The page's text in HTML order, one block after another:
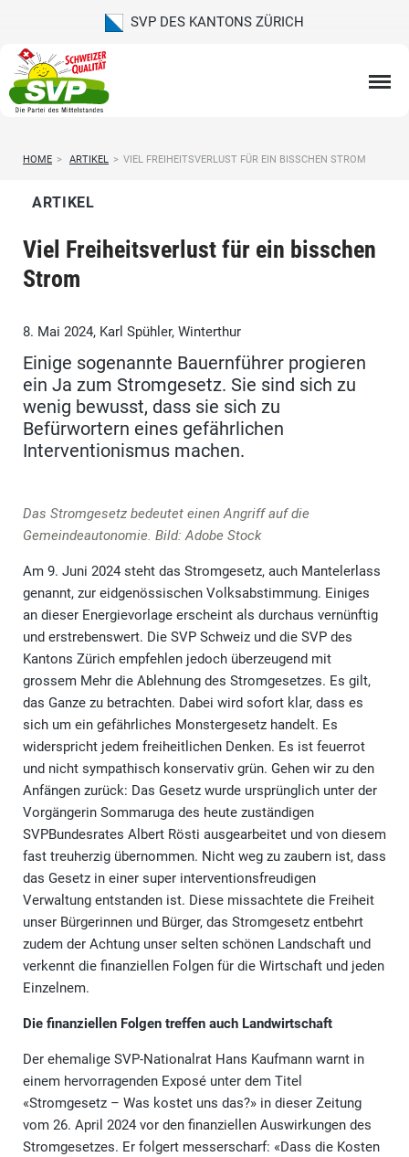
SVP DES KANTONS ZÜRICH
HOME > ARTIKEL > VIEL FREIHEITSVERLUST FÜR EIN BISSCHEN STROM
ARTIKEL
Viel Freiheitsverlust für ein bisschen
Strom
8. Mai 2024, Karl Spühler, Winterthur
Einige sogenannte Bauernführer progieren
ein Ja zum Stromgesetz. Sie sind sich zu
wenig bewusst, dass sie sich zu
Befürwortern eines gefährlichen
Interventionismus machen.
Das Stromgesetz bedeutet einen Angriff auf die
Gemeindeautonomie. Bild: Adobe Stock
Am 9. Juni 2024 steht das Stromgesetz, auch Mantelerlass
genannt, zur eidgenössischen Volksabstimmung. Einiges
an dieser Energievorlage erscheint als durchaus vernünftig
und erstrebenswert. Die SVP Schweiz und die SVP des
Kantons Zürich empfehlen jedoch überzeugend mit
grossem Mehr die Ablehnung des Stromgesetzes. Es gilt,
das Ganze zu betrachten. Dabei wird sofort klar, dass es
sich um ein gefährliches Monstergesetz handelt. Es
widerspricht jedem freiheitlichen Denken. Es ist feuerrot
und nicht sympathisch konservativ grün. Gehen wir zu den
Anfängen zurück: Das Gesetz wurde ursprünglich unter der
Vorgängerin Sommaruga des heute zuständigen
SVPBundesrates Albert Rösti ausgearbeitet und von diesem
fast treuherzig übernommen. Nicht weg zu zaubern ist, dass
das Gesetz in einer super interventionsfreudigen
Verwaltung entstanden ist. Diese missachtete die Freiheit
unser Bürgerinnen und Bürger, das Stromgesetz entbehrt
zudem der Achtung unser selten schönen Landschaft und
verkennt die finanziellen Folgen für die Wirtschaft und jeden
Einzelnem.
Die finanziellen Folgen treffen auch Landwirtschaft
Der ehemalige SVP-Nationalrat Hans Kaufmann warnt in
einem hervorragenden Exposé unter dem Titel
«Stromgesetz – Was kostet uns das?» in dieser Zeitung
vom 26. April 2024 vor den finanziellen Auswirkungen des
Stromgesetzes. Er folgert messerscharf: «Dass die Kosten